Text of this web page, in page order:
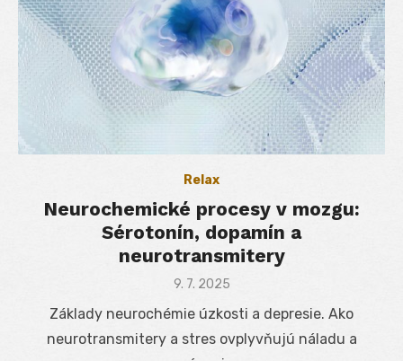
Relax
Neurochemické procesy v mozgu:
Sérotonín, dopamín a
neurotransmitery
Posted
9. 7. 2025
Základy neurochémie úzkosti a depresie. Ako
neurotransmitery a stres ovplyvňujú náladu a